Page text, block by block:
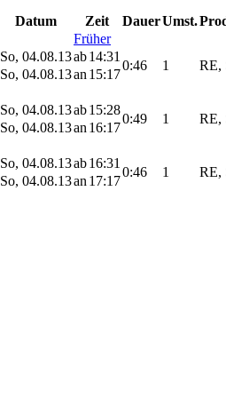
Datum Zeit DauerUmst.
Früher
So, 04.08.13ab14:31
0:46 1 RE,
So, 04.08.13an 15:17
So, 04.08.13ab15:28
0:49 1 RE,
So, 04.08.13an 16:17
So, 04.08.13ab16:31
0:46 1 RE,
So, 04.08.13an 17:17